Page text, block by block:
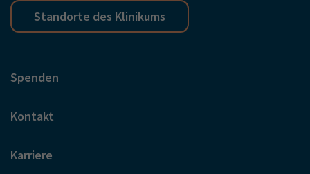
Standorte des Klinikums
Spenden
Kontakt
Karriere